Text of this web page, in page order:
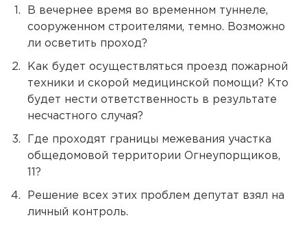
В вечернее время во временном туннеле,
сооруженном строителями, темно. Возможно
ли осветить проход?
Как будет осуществляться проезд пожарной
техники и скорой медицинской помощи? Кто
будет нести ответственность в результате
несчастного случая?
Где проходят границы межевания участка
общедомовой территории Огнеупорщиков,
11?
Решение всех этих проблем депутат взял на
личный контроль.